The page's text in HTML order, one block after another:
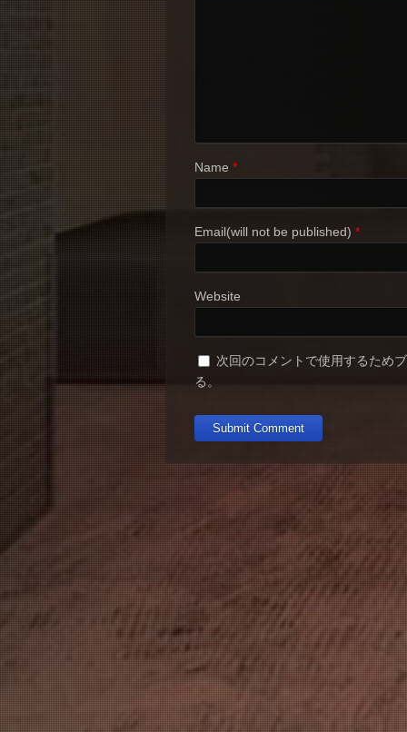
Name *
Email(will not be published) *
Website
次回のコメントで使用するため
る。